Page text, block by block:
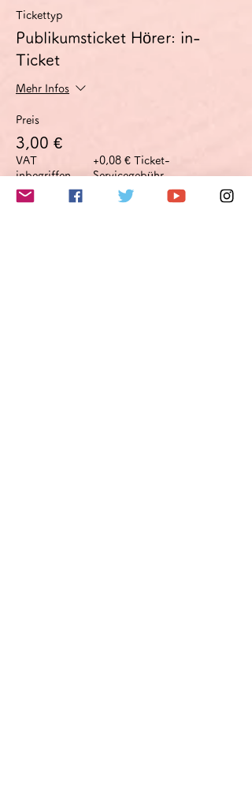
Tickettyp
Publikumsticket Hörer: in-
Ticket
Mehr Infos
Preis
3,00 €
VAT
inbegriffen
+0,08 € Ticket-
Servicegebühr